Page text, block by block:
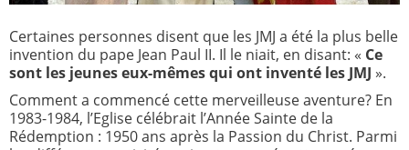
Certaines personnes disent que les JMJ a été la plus belle
invention du pape Jean Paul II. Il le niait, en disant: « Ce
sont les jeunes eux-mêmes qui ont inventé les JMJ ».
Comment a commencé cette merveilleuse aventure? En
1983-1984, l’Eglise célébrait l’Année Sainte de la
Rédemption : 1950 ans après la Passion du Christ. Parmi